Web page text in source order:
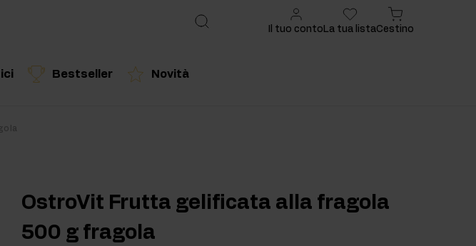
Prodotto consigliato
Bestseller Novità
Il tuo conto La tua listaCestino
OstroVit Frutta gelificata alla fragola
500 g fragola